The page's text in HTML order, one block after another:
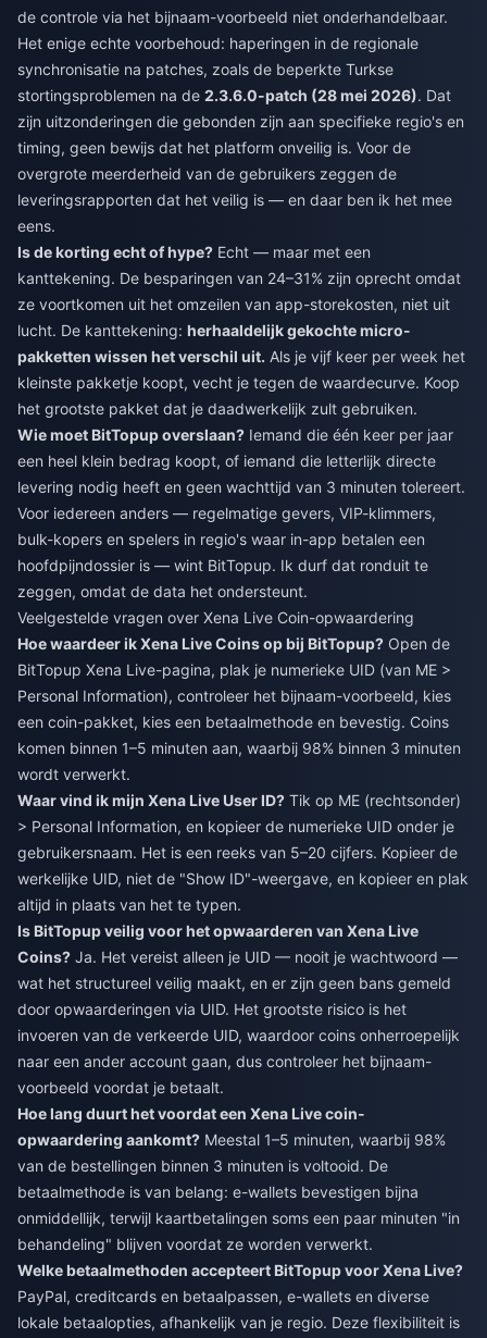
de controle via het bijnaam-voorbeeld niet onderhandelbaar.
Het enige echte voorbehoud: haperingen in de regionale
synchronisatie na patches, zoals de beperkte Turkse
stortingsproblemen na de 2.3.6.0-patch (28 mei 2026). Dat
zijn uitzonderingen die gebonden zijn aan specifieke regio's en
timing, geen bewijs dat het platform onveilig is. Voor de
overgrote meerderheid van de gebruikers zeggen de
leveringsrapporten dat het veilig is — en daar ben ik het mee
eens.
Is de korting echt of hype? Echt — maar met een
kanttekening. De besparingen van 24–31% zijn oprecht omdat
ze voortkomen uit het omzeilen van app-storekosten, niet uit
lucht. De kanttekening: herhaaldelijk gekochte micro-
pakketten wissen het verschil uit. Als je vijf keer per week het
kleinste pakketje koopt, vecht je tegen de waardecurve. Koop
het grootste pakket dat je daadwerkelijk zult gebruiken.
Wie moet BitTopup overslaan? Iemand die één keer per jaar
een heel klein bedrag koopt, of iemand die letterlijk directe
levering nodig heeft en geen wachttijd van 3 minuten tolereert.
Voor iedereen anders — regelmatige gevers, VIP-klimmers,
bulk-kopers en spelers in regio's waar in-app betalen een
hoofdpijndossier is — wint BitTopup. Ik durf dat ronduit te
zeggen, omdat de data het ondersteunt.
Veelgestelde vragen over Xena Live Coin-opwaardering
Hoe waardeer ik Xena Live Coins op bij BitTopup? Open de
BitTopup Xena Live-pagina, plak je numerieke UID (van ME >
Personal Information), controleer het bijnaam-voorbeeld, kies
een coin-pakket, kies een betaalmethode en bevestig. Coins
komen binnen 1–5 minuten aan, waarbij 98% binnen 3 minuten
wordt verwerkt.
Waar vind ik mijn Xena Live User ID? Tik op ME (rechtsonder)
> Personal Information, en kopieer de numerieke UID onder je
gebruikersnaam. Het is een reeks van 5–20 cijfers. Kopieer de
werkelijke UID, niet de "Show ID"-weergave, en kopieer en plak
altijd in plaats van het te typen.
Is BitTopup veilig voor het opwaarderen van Xena Live
Coins? Ja. Het vereist alleen je UID — nooit je wachtwoord —
wat het structureel veilig maakt, en er zijn geen bans gemeld
door opwaarderingen via UID. Het grootste risico is het
invoeren van de verkeerde UID, waardoor coins onherroepelijk
naar een ander account gaan, dus controleer het bijnaam-
voorbeeld voordat je betaalt.
Hoe lang duurt het voordat een Xena Live coin-
opwaardering aankomt? Meestal 1–5 minuten, waarbij 98%
van de bestellingen binnen 3 minuten is voltooid. De
betaalmethode is van belang: e-wallets bevestigen bijna
onmiddellijk, terwijl kaartbetalingen soms een paar minuten "in
behandeling" blijven voordat ze worden verwerkt.
Welke betaalmethoden accepteert BitTopup voor Xena Live?
PayPal, creditcards en betaalpassen, e-wallets en diverse
lokale betaalopties, afhankelijk van je regio. Deze flexibiliteit is